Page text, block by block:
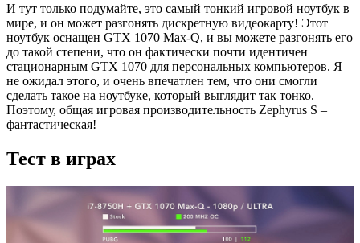
И тут только подумайте, это самый тонкий игровой ноутбук в
мире, и он может разгонять дискретную видеокарту! Этот
ноутбук оснащен GTX 1070 Max-Q, и вы можете разгонять его
до такой степени, что он фактически почти идентичен
стационарным GTX 1070 для персональных компьютеров. Я
не ожидал этого, и очень впечатлен тем, что они смогли
сделать такое на ноутбуке, который выглядит так тонко.
Поэтому, общая игровая производительность Zephyrus S –
фантастическая!
Тест в играх